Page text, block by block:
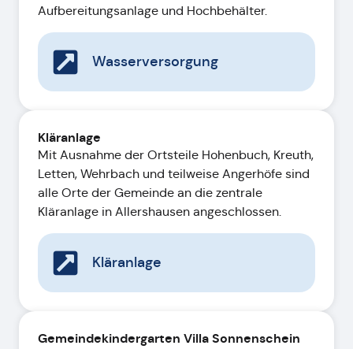
Aufbereitungsanlage und Hochbehälter.
Wasserversorgung
Kläranlage
Mit Ausnahme der Ortsteile Hohenbuch, Kreuth,
Letten, Wehrbach und teilweise Angerhöfe sind
alle Orte der Gemeinde an die zentrale
Kläranlage in Allershausen angeschlossen.
Kläranlage
Gemeindekindergarten Villa Sonnenschein